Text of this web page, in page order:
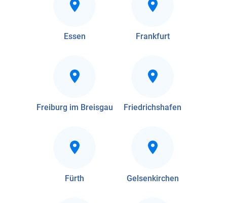
Essen Frankfurt
Freiburg im Breisgau Friedrichshafen
Fürth Gelsenkirchen